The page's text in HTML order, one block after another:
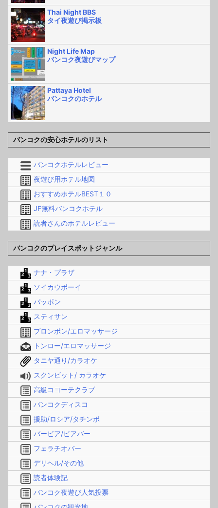
Thai Night BBS
タイ夜遊び掲示板
Night Life Map
バンコク夜遊びマップ
Pattaya Hotel
バンコクのホテル
バンコクの安心ホテルのリスト
バンコクホテルレビュー
夜遊び用ホテル地図
おすすめホテルBEST１０
JF無料バンコクホテル
読者さんのホテルレビュー
バンコクのプレイスポットジャンル
ナナ・プラザ
ソイカウボーイ
パッポン
スティサン
プロンポン/エロマッサージ
トンロー/エロマッサージ
タニヤ通り/カラオケ
スクンビット/ カラオケ
高級コヨーテクラブ
バンコクディスコ
援助/ロシア/タチンボ
バービア/ビアバー
フェラチオバー
デリヘル/その他
読者体験記
バンコク夜遊び人気投票